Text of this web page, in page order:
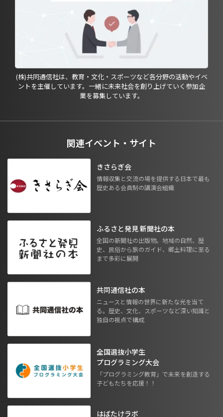
(株)共同通信社は、教育・文化・スポーツなど各分野の活動やイベ
ントを主催しています。一緒に未来社会を創り上げていく参加企
業を募集しています。
関連イベント・サイト
きさらぎ会
情報収集と交流の場を提供する日本で最も
歴史ある会員制の講演会組織
ふるさと発見 新聞社の本
全国の新聞社の出版物。地域の自然、歴
史、民俗から旅のガイド、郷土料理に至る
まで多彩に展開
共同通信社の本
ニュースと情報の世界に新たな光を当て
る。歴史、文化、スポーツなど深い知識と
独自の視点で構成
全国選抜小学生
プログラミング大会
「プログラミング教育」で未来を創造する
子どもたちを応援！！
はばたけラボ